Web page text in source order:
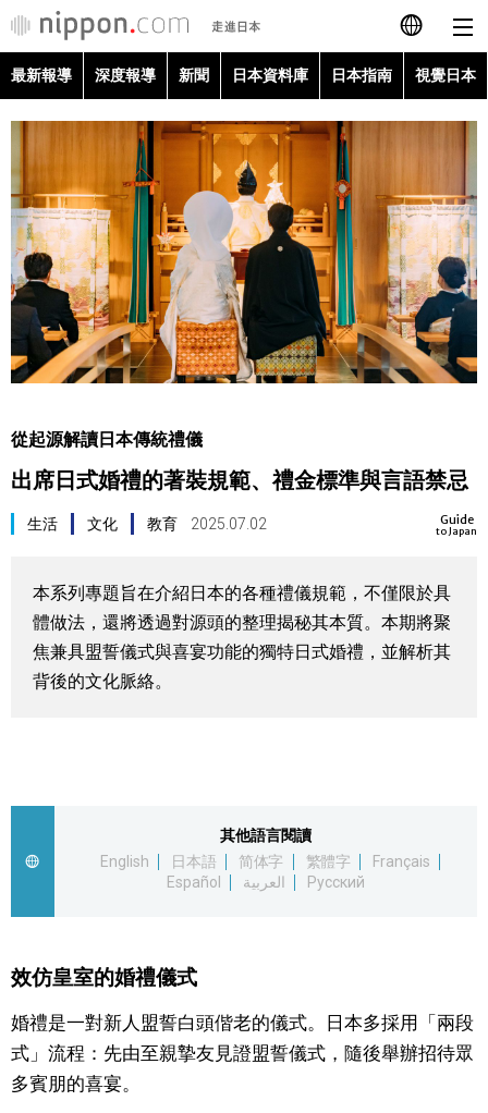
日本語
English
简体字
Français
Español
العربية
最新報導
深度報導
新聞
視覺日本
臺灣香港
更多
文化
科學技術
最新報導 深度報導 新聞 日本資料庫 日本指南 視覺日本
從起源解讀日本傳統禮儀
出席日式婚禮的著裝規範、禮金標準與言語禁忌
Guide
to Japan
生活 文化 教育 2025.07.02
本系列專題旨在介紹日本的各種禮儀規範，不僅限於具
體做法，還將透過對源頭的整理揭秘其本質。本期將聚
焦兼具盟誓儀式與喜宴功能的獨特日式婚禮，並解析其
背後的文化脈絡。
其他語言閱讀
English
日本語 简体字 繁體字
Français
Español
العربية Русский
效仿皇室的婚禮儀式
婚禮是一對新人盟誓白頭偕老的儀式。日本多採用「兩段
式」流程：先由至親摯友見證盟誓儀式，隨後舉辦招待眾
多賓朋的喜宴。